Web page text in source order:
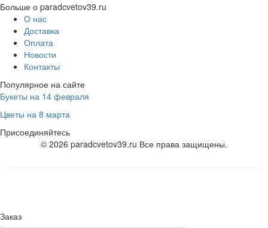
Больше о paradcvetov39.ru
О нас
Доставка
Оплата
Новости
Контакты
Популярное на сайте
Букеты на 14 февраля
Цветы на 8 марта
Присоединяйтесь
© 2026 paradcvetov39.ru Все права защищены.
Заказ